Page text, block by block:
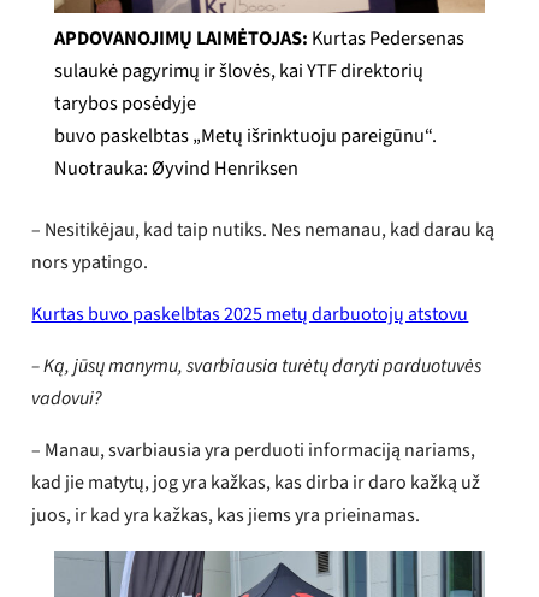
APDOVANOJIMŲ LAIMĖTOJAS: Kurtas Pedersenas
sulaukė pagyrimų ir šlovės, kai YTF direktorių
tarybos posėdyje
buvo paskelbtas „Metų išrinktuoju pareigūnu“.
Nuotrauka: Øyvind Henriksen
– Nesitikėjau, kad taip nutiks. Nes nemanau, kad darau ką
nors ypatingo.
Kurtas buvo paskelbtas 2025 metų darbuotojų atstovu
– Ką, jūsų manymu, svarbiausia turėtų daryti parduotuvės
vadovui?
– Manau, svarbiausia yra perduoti informaciją nariams,
kad jie matytų, jog yra kažkas, kas dirba ir daro kažką už
juos, ir kad yra kažkas, kas jiems yra prieinamas.